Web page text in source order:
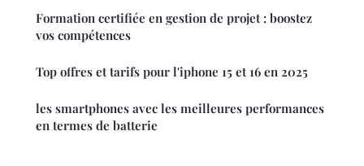
Formation certifiée en gestion de projet : boostez
vos compétences
Top offres et tarifs pour l'iphone 15 et 16 en 2025
les smartphones avec les meilleures performances
en termes de batterie